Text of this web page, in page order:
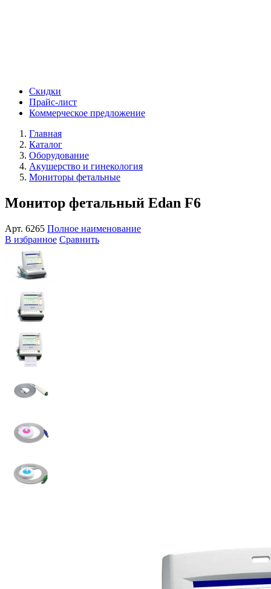
Скидки
Прайс-лист
Коммерческое предложение
Главная
Каталог
Оборудование
Акушерство и гинекология
Мониторы фетальные
Монитор фетальный Edan F6
Арт. 6265 Полное наименование
В избранное Сравнить